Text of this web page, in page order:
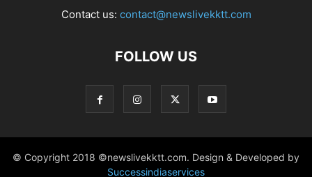
Contact us: contact@newslivekktt.com
FOLLOW US
© Copyright 2018 ©newslivekktt.com. Design & Developed by
Successindiaservices